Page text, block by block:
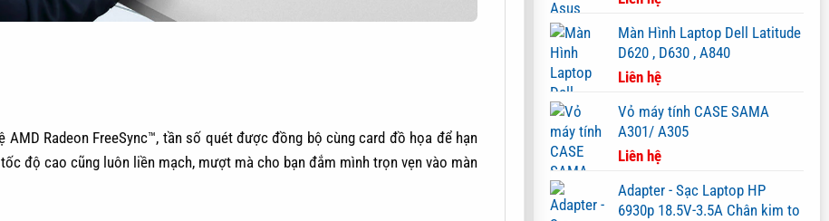
Màn Hình Laptop Dell Latitude
D620 , D630 , A840
Liên hệ
Vỏ máy tính CASE SAMA
A301/ A305
Liên hệ
Adapter - Sạc Laptop HP
6930p 18.5V-3.5A Chân kim to